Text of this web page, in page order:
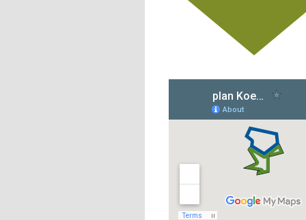
2 octobre 2019
Cantine durable :
Michaël montre
1 octobre 2019
Scolariser les enfants
l'Hôtel de la rue : un
1 octobre 2019
Hohberg : Ali, le
des marchands